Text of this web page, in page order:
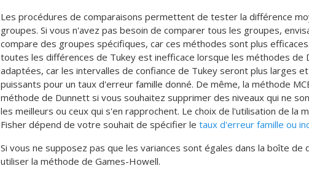
Les procédures de comparaisons permettent de tester la différence
groupes. Si vous n'avez pas besoin de comparer tous les groupes,
compare des groupes spécifiques, car ces méthodes sont plus
toutes les différences de Tukey est inefficace lorsque les méthodes de
adaptées, car les intervalles de confiance de Tukey seront plus larges
puissants pour un taux d'erreur famille donné. De même, la méthode
méthode de Dunnett si vous souhaitez supprimer des niveaux qui ne
les meilleurs ou ceux qui s'en rapprochent. Le choix de l'utilisation de la
Fisher dépend de votre souhait de spécifier le taux d'erreur famille ou
Si vous ne supposez pas que les variances sont égales dans la boîte de
utiliser la méthode de Games-Howell.